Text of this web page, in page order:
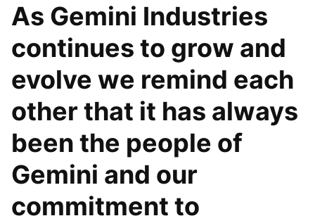
As Gemini Industries
continues to grow and
evolve we remind each
other that it has always
been the people of
Gemini and our
commitment to